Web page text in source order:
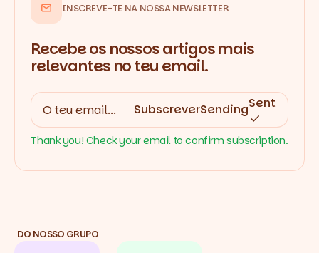
INSCREVE-TE NA NOSSA NEWSLETTER
Recebe os nossos artigos mais
relevantes no teu email.
SubscreverSendingSent
Thank you! Check your email to confirm subscription.
DO NOSSO GRUPO